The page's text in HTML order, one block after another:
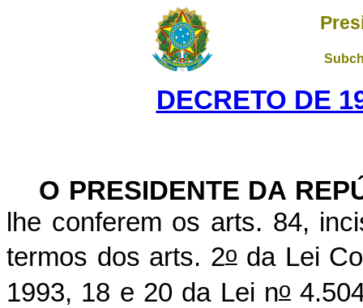
DECRETO DE
O PRESIDENTE DA
lhe conferem os arts. 84,
termos dos arts. 2oda Lei
1993, 18 e 20 da Lei no